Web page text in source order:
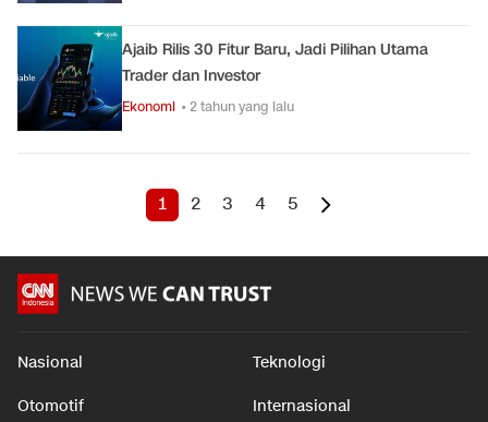
Ajaib Rilis 30 Fitur Baru, Jadi Pilihan Utama
Trader dan Investor
Ekonomi • 2 tahun yang lalu
1 2 3 4 5
Nasional Teknologi
Otomotif Internasional